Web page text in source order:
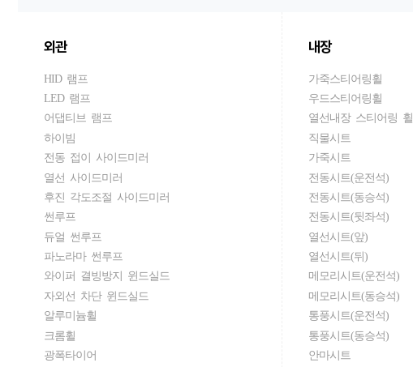
외관
HID 램프
LED 램프
어댑티브 램프
하이빔
전동 접이 사이드미러
열선 사이드미러
후진 각도조절 사이드미러
썬루프
듀얼 썬루프
파노라마 썬루프
와이퍼 결빙방지 윈드실드
자외선 차단 윈드실드
알루미늄휠
크롬휠
광폭타이어
내장
가죽스티어링휠
우드스티어링휠
열선내장 스티어링 휠
직물시트
가죽시트
전동시트(운전석)
전동시트(동승석)
전동시트(뒷좌석)
열선시트(앞)
열선시트(뒤)
메모리시트(운전석)
메모리시트(동승석)
통풍시트(운전석)
통풍시트(동승석)
안마시트